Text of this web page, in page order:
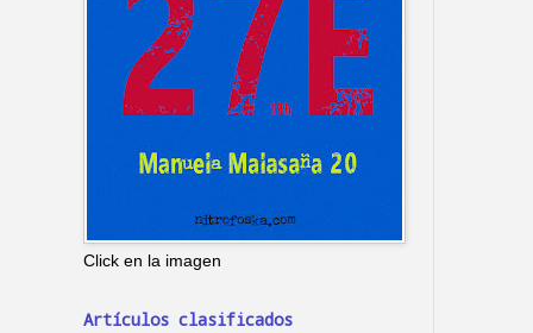
Click en la imagen
Artículos clasificados